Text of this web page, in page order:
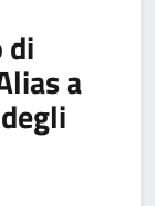
di
a